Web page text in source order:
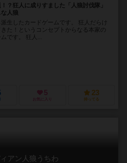
？狂人に成りすました「人狼討伐隊」
人狼
生したカードゲームです。 狂人だらけ
た！というコンセプトからなる本家の
です。 狂人...
5
お気に入り
23
持ってる
アン人狼うちわ